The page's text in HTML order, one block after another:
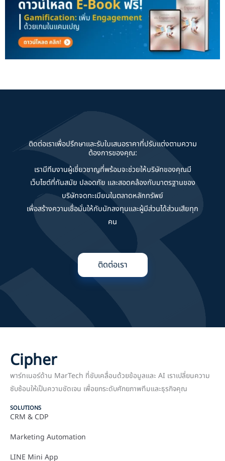
ติดต่อเราเพื่อปรึกษาและรับใบเสนอราคาที่ปรับแต่งตามความ
ต้องการของคุณ:
เรามีทีมงานผู้เชี่ยวชาญที่พร้อมจะช่วยให้บริษัทของคุณมี
เว็บไซต์ที่ทันสมัย ปลอดภัย และสอดคล้องกับมาตรฐานของ
บริษัทจดทะเบียนในตลาดหลักทรัพย์
เพื่อสร้างความเชื่อมั่นให้กับนักลงทุนและผู้มีส่วนได้ส่วนเสียทุก
คน
ติดต่อเรา
Cipher
พาร์ทเนอร์ด้าน MarTech ที่ขับเคลื่อนด้วยข้อมูลและ AI เราเปลี่ยนความ
ซับซ้อนให้เป็นความชัดเจน เพื่อยกระดับศักยภาพทีมและธุรกิจคุณ
SOLUTIONS
CRM & CDP
Marketing Automation
LINE Mini App